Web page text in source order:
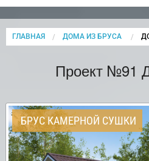
ГЛАВНАЯ ДОМА ИЗ БРУСА
Проект №91
БРУС КАМЕРНОЙ СУШКИ